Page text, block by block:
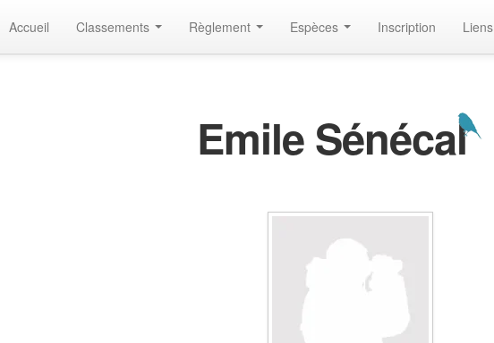
Accueil Classements Règlement Espèces Inscription Liens
Emile Sénécal